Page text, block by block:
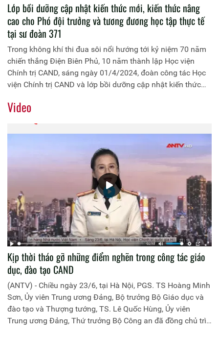
Lớp bồi dưỡng cập nhật kiến thức mới, kiến thức nâng
cao cho Phó đội trưởng và tương đương học tập thực tế
tại sư đoàn 371
Trong không khí thi đua sôi nổi hướng tới kỷ niệm 70 năm
chiến thắng Điện Biên Phủ, 10 năm thành lập Học viện
Chính trị CAND, sáng ngày 01/4/2024, đoàn công tác Học
viện Chính trị CAND và lớp bồi dưỡng cập nhật kiến thức
đương, năm học 2023-2024 đã tổ chức tham quan, học tập
chủng Phòng không - Không quân.
Video
Kịp thời tháo gỡ những điểm nghẽn trong công tác giáo
dục, đào tạo CAND
(ANTV) - Chiều ngày 23/6, tại Hà Nội, PGS. TS Hoàng Minh
Sơn, Ủy viên Trung ương Đảng, Bộ trưởng Bộ Giáo dục và
đào tạo và Thượng tướng, TS. Lê Quốc Hùng, Ủy viên
Trung ương Đảng, Thứ trưởng Bộ Công an đã đồng chủ trì